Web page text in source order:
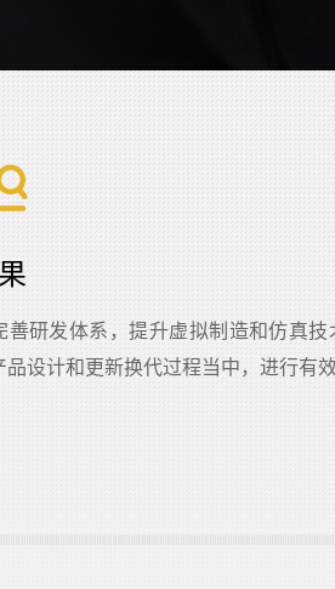
善研发体系，提升虚拟制造和仿真
品设计和更新换代过程当中，进行有